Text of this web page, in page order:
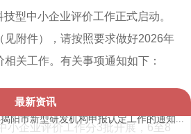
型中小企业评价工作正式启动。
见附件），请按照要求做好2026年
关工作。有关事项通知如下：
企业评价工作分3批开展，6至8
最新资讯
阳市新型研发机构申报认定工作的通知...